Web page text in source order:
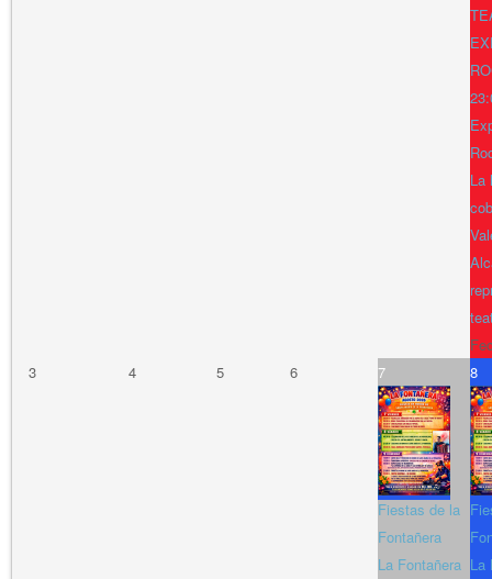
La
3
4 5 6 7
Fiestas de la
Fontañera
La Fontañera
8
La